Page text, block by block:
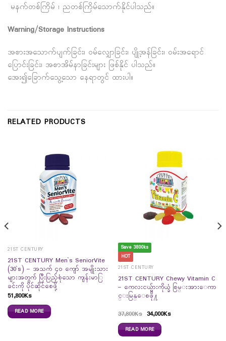
မနက်တစ်ကြိမ် ၊ ညတစ်ကြိမ်သောက်နိုင်ပါသည်။
Warning/Storage Instructions
အစားအသောက်ပျက်ခြင်း၊ ဝမ်လျှောခြင်း၊ ပျို့အန်ခြင်း၊ ဝမ်းအရောင်
ပြောင်းခြင်း၊ အစာအိမ်နာခြင်းများ ဖြစ်နိုင် ပါသည်။
အေး၍ခြောက်သွေ့သော နေရာတွင် ထားပါ။
RELATED PRODUCTS
21ST CENTURY
21ST CENTURY Men`s SeniorVite
(30`s) – အသက် ၄၀ ကျော် အမျိုးသား
များအတွက် ပြီးပြည့်စုံသော ကျန်းမာြ
ခင်းကို ပိုင်ဆိုင်စေဖို့
51,800Ks
READ MORE
Save 3800ks
HOT
21ST CENTURY
21ST CENTURY Chewy Vitamin C
– ကေလးငယ္မ်ားကိုယ္ခံ စြမ္းအားေကာ
င္းမြန္ေစဖို႔
37,800Ks 34,000Ks
READ MORE